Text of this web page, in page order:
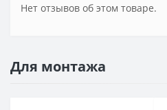
Нет отзывов об этом товаре.
Для монтажа